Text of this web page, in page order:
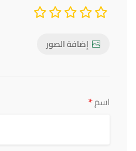
إضافة الصور
اسم*